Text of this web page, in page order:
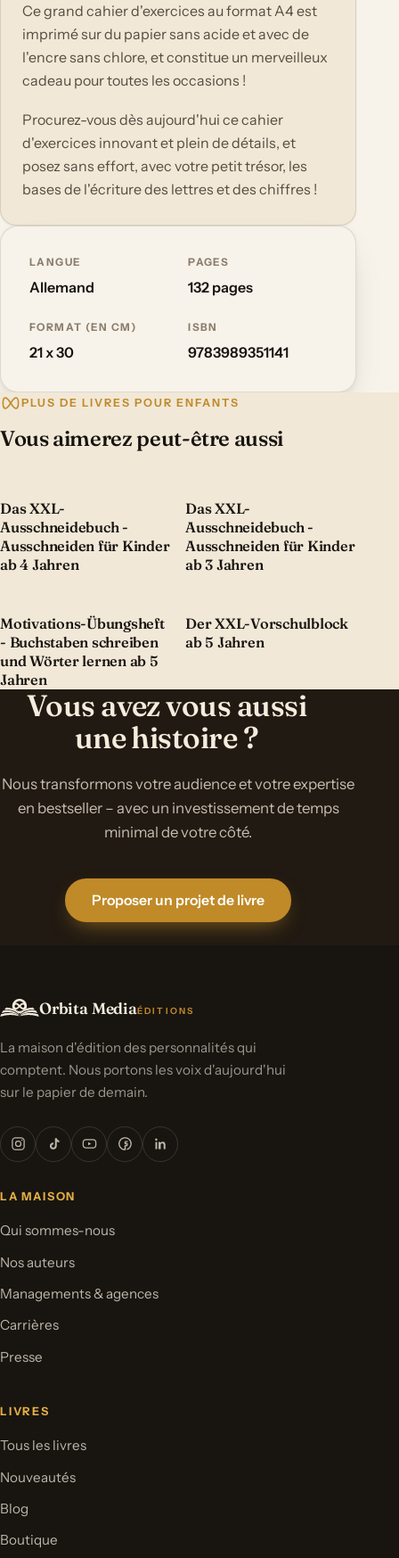
Ce grand cahier d'exercices au format A4 est
imprimé sur du papier sans acide et avec de
l'encre sans chlore, et constitue un merveilleux
cadeau pour toutes les occasions !
Procurez-vous dès aujourd'hui ce cahier
d'exercices innovant et plein de détails, et
posez sans effort, avec votre petit trésor, les
bases de l'écriture des lettres et des chiffres !
LANGUE
Allemand
PAGES
132 pages
FORMAT (EN CM)
21 x 30
ISBN
9783989351141
PLUS DE LIVRES POUR ENFANTS
Vous aimerez peut-être aussi
Das XXL-
Ausschneidebuch -
Ausschneiden für Kinder
ab 4 Jahren
Das XXL-
Ausschneidebuch -
Ausschneiden für Kinder
ab 3 Jahren
Motivations-Übungsheft
- Buchstaben schreiben
und Wörter lernen ab 5
Jahren
Der XXL-Vorschulblock
ab 5 Jahren
Vous avez vous aussi
une histoire ?
Nous transformons votre audience et votre expertise
en bestseller – avec un investissement de temps
minimal de votre côté.
Proposer un projet de livre
Orbita MediaÉDITIONS
La maison d'édition des personnalités qui
comptent. Nous portons les voix d'aujourd'hui
sur le papier de demain.
LA MAISON
Qui sommes-nous
Nos auteurs
Managements & agences
Carrières
Presse
LIVRES
Tous les livres
Nouveautés
Blog
Boutique